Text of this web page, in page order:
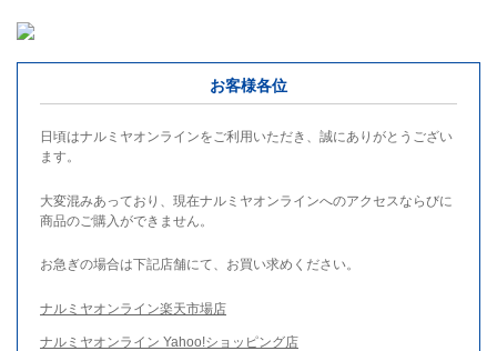
お客様各位
日頃はナルミヤオンラインをご利用いただき、誠にありがとうござい
ます。
大変混みあっており、現在ナルミヤオンラインへのアクセスならびに
商品のご購入ができません。
お急ぎの場合は下記店舗にて、お買い求めください。
ナルミヤオンライン楽天市場店
ナルミヤオンライン Yahoo!ショッピング店